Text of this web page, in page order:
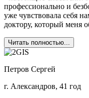
профессионально и
уже чувствовала себя
доктору, который меня
Читать полностью...
Петров Сергей
г. Александров, 41 год